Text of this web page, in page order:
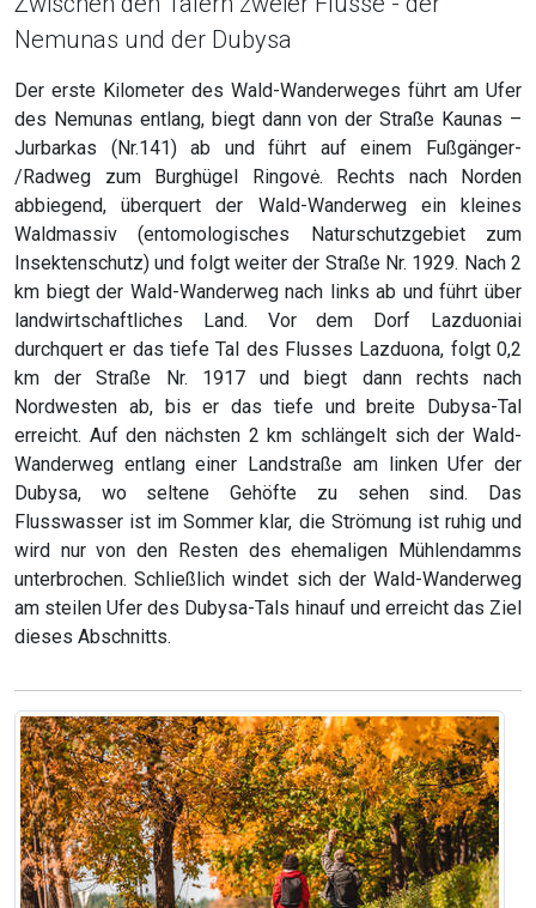
Nemunas und der Dubysa
Der erste Kilometer des Wald-Wanderweges führt am Ufer
des Nemunas entlang, biegt dann von der Straße Kaunas –
Jurbarkas (Nr.141) ab und führt auf einem Fußgänger-
/Radweg zum Burghügel Ringovė. Rechts nach Norden
abbiegend, überquert der Wald-Wanderweg ein kleines
Waldmassiv (entomologisches Naturschutzgebiet zum
Insektenschutz) und folgt weiter der Straße Nr. 1929. Nach 2
km biegt der Wald-Wanderweg nach links ab und führt über
landwirtschaftliches Land. Vor dem Dorf Lazduoniai
durchquert er das tiefe Tal des Flusses Lazduona, folgt 0,2
km der Straße Nr. 1917 und biegt dann rechts nach
Nordwesten ab, bis er das tiefe und breite Dubysa-Tal
erreicht. Auf den nächsten 2 km schlängelt sich der Wald-
Wanderweg entlang einer Landstraße am linken Ufer der
Dubysa, wo seltene Gehöfte zu sehen sind. Das
Flusswasser ist im Sommer klar, die Strömung ist ruhig und
wird nur von den Resten des ehemaligen Mühlendamms
unterbrochen. Schließlich windet sich der Wald-Wanderweg
am steilen Ufer des Dubysa-Tals hinauf und erreicht das Ziel
dieses Abschnitts.